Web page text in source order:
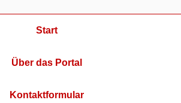
Start
Über das Portal
Kontaktformular